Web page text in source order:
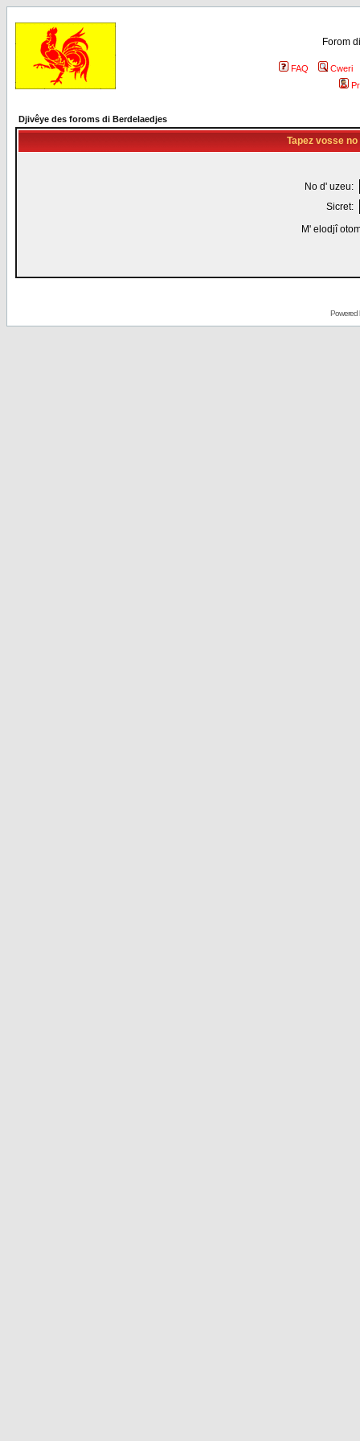
Forom
FAQ
Cweri
Djivêye des foroms di Berdelaedjes
Tapez vosse
No d' uzeu:
Sicret:
M' elodjî
Powered